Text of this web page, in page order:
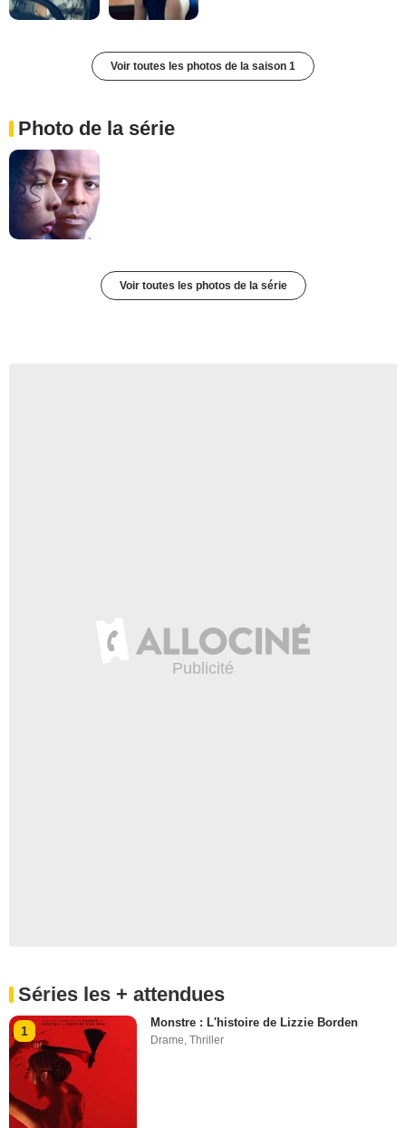
Voir toutes les photos de la saison 1
Photo de la série
Voir toutes les photos de la série
Séries les + attendues
1
Monstre : L'histoire de Lizzie Borden
Drame,Thriller